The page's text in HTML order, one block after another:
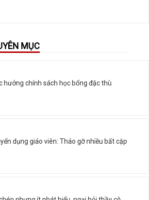
MỤC
hưởng chính sách học bổng đặc thù
dụng giáo viên: Tháo gỡ nhiều bất cập